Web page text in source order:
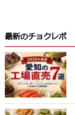
最新のチョクレポ